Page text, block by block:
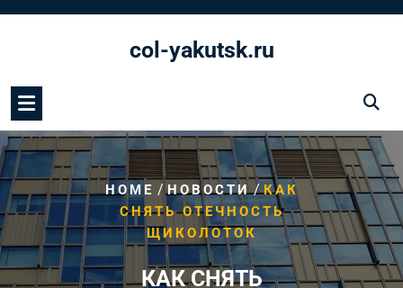
col-yakutsk.ru
HOME /НОВОСТИ/КАК
СНЯТЬ ОТЕЧНОСТЬ
ЩИКОЛОТОК
КАК СНЯТЬ